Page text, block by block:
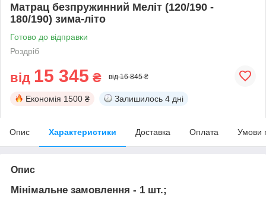
Матрац безпружинний Меліт (120/190 -
180/190) зима-літо
Готово до відправки
Роздріб
від 15 345 ₴ від 16 845 ₴
Економія 1500 ₴ Залишилось 4 дні
Опис Характеристики Доставка Оплата Умови
Опис
Мінімальне замовлення - 1 шт.;